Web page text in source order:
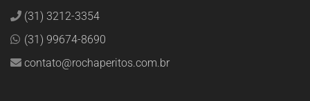
(31) 3212-3354
(31) 99674-8690
contato@rochaperitos.com.br